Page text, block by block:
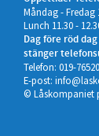
Måndag - Fredag
Lunch 11.30 -
Dag före röd
stänger
Telefon: 019-
E-post:
© Låskompaniet